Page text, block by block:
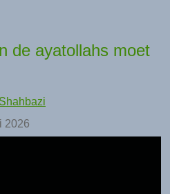
de ayatollahs moet
2026